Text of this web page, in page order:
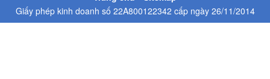
Giấy phép kinh doanh số 22A800122342 cấp ngày 26/11/2014